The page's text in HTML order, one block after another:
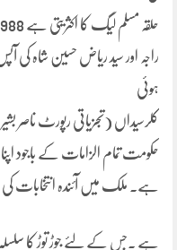
راجہ اور سید ریاض حسین شاہ کی
ہوئی
کلرسیداں (تجزیاتی رپورٹ ناصر
حکومت تمام الزامات کے باجود
ہے۔ ملک میں آئندہ انتخابات کی
ہے ۔جس کے لئے جوڑ توڑ کا